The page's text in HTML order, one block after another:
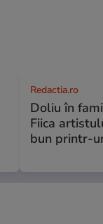
Redactia.ro
Doliu în
Fiica
bun printr-